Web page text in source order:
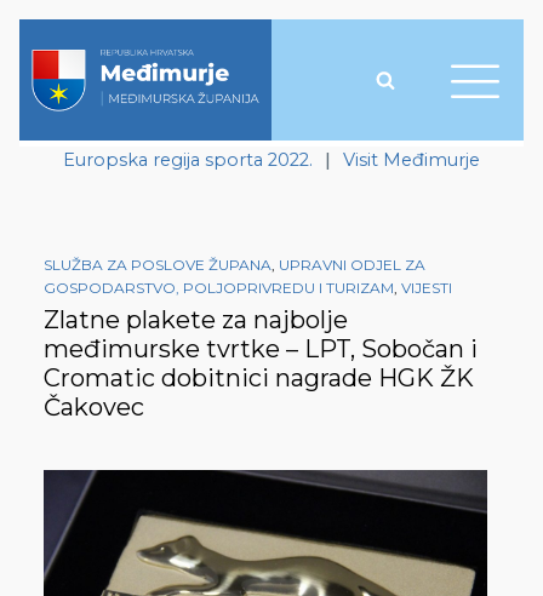
Europska regija sporta 2022. | Visit Međimurje
SLUŽBA ZA POSLOVE ŽUPANA, UPRAVNI ODJEL ZA
GOSPODARSTVO, POLJOPRIVREDU I TURIZAM, VIJESTI
Zlatne plakete za najbolje
međimurske tvrtke – LPT, Sobočan i
Cromatic dobitnici nagrade HGK ŽK
Čakovec